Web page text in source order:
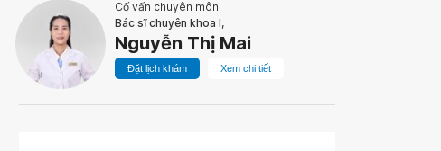
Cố vấn chuyên môn
Bác sĩ chuyên khoa I,
Nguyễn Thị Mai
Đặt lịch khám Xem chi tiết